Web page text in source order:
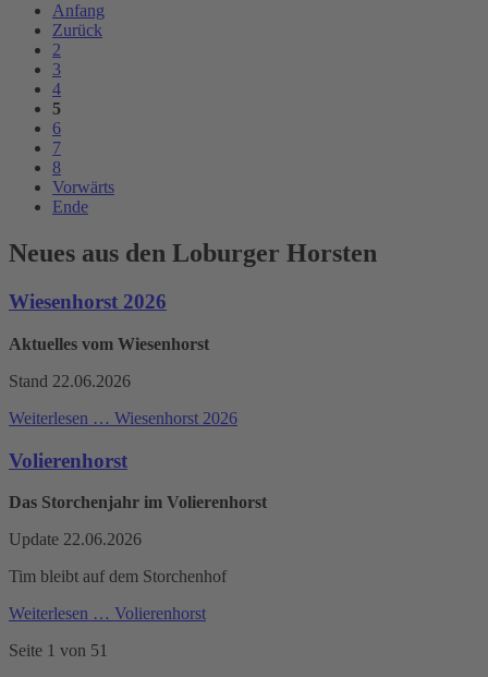
Anfang
Zurück
2
3
4
5
6
7
8
Vorwärts
Ende
Neues aus den Loburger Horsten
Wiesenhorst 2026
Aktuelles vom Wiesenhorst
Stand 22.06.2026
Weiterlesen … Wiesenhorst 2026
Volierenhorst
Das Storchenjahr im Volierenhorst
Update 22.06.2026
Tim bleibt auf dem Storchenhof
Weiterlesen … Volierenhorst
Seite 1 von 51